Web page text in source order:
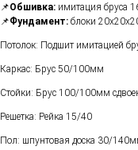
📌Обшивка: имитация бруса
📌Фундамент: блоки
Потолок: Подшит имитацией
Каркас: Брус 50/100мм
Стойки: Брус 100/100мм
Решетка: Рейка 15/40
Пол: шпунтовая доска 30/